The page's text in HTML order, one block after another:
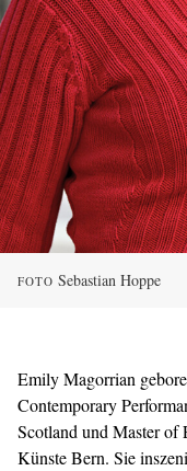
FOTO Sebastian Hoppe
Emily Magorrian
Contemporary
Scotland und Master of
Künste Bern. Sie